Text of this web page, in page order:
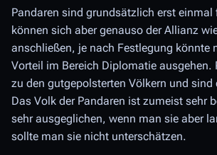
Pandaren sind grundsätzlich erst
können sich aber genauso der Allianz
anschließen, je nach Festlegung könnte
Vorteil im Bereich Diplomatie ausgehen.
zu den gutgepolsterten Völkern und sind
Das Volk der Pandaren ist zumeist sehr
sehr ausgeglichen, wenn man sie aber
sollte man sie nicht unterschätzen.